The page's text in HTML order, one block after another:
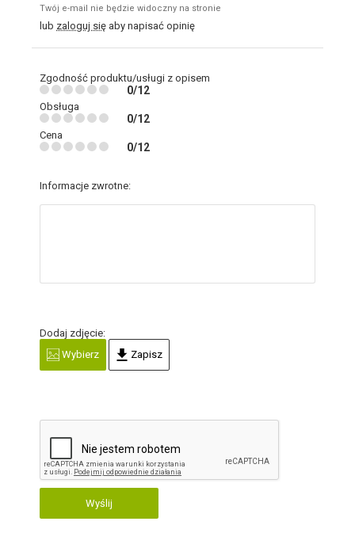
Twój e-mail nie będzie widoczny na stronie
lub zaloguj się aby napisać opinię
Zgodność produktu/usługi z opisem
0/12
Obsługa
0/12
Cena
0/12
Informacje zwrotne:
Dodaj zdjęcie:
Wybierz
Zapisz
Wyślij